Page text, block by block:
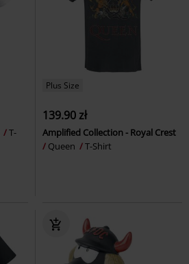
T-
Plus Size
139.90 zł
Amplified Collection - Royal Crest
Queen
T-Shirt